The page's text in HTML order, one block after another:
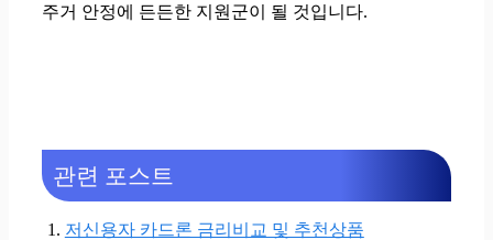
주거 안정에 든든한 지원군이 될 것입니다.
관련 포스트
저신용자 카드론 금리비교 및 추천상품